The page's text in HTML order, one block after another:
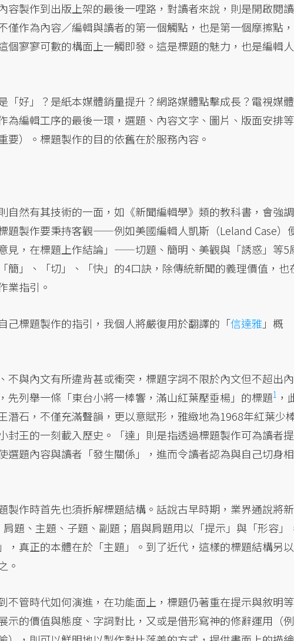
容製作到出版上架的最後一哩路，對讀者來說，則是開啟閱讀
僅作為內容／編輯與讀者的第一個觸點，也是第一個摩擦點，
個寥寥可數的構面上一觸即發。這是標題的魅力，也是編輯人
「好」？是紙本媒體銷量提升？網路媒體點擊成長？電視媒體
為編輯工序的最後一環，選題、內容文字、圖片、版面安排等
要）。標題製作的目的依舊在於服務內容。
自然有其技術的一面，如《新聞編輯學》類的教科書，會強調
題製作要秉持客觀——例如美國編輯人凱斯（Leland Case）
見，在標題上作結論」——切題、簡明、美觀與「誘惑」等5
簡」、「切」、「快」的4口訣，除傳統新聞的義理價值，也
業指引。
己標題製作的指引，我個人將嚴復用於翻譯的「信達雅 」概
不與內文有所違背甚或衝突，標題字詞不限於內文但不超出內
先列舉一條「東台小將一棒響，滿山紅葉壓垂楊」的標題1 ，
潛石，不僅充滿聲韻，更以意賦形，雅緻地為1968年紅葉少
封王的一刻載入歷史。「達」則是指透過標題製作可為讀者提
題內容與讀者「發生關係」，進而令讀者認為與自己切身相
製作時首先也須拆解標題結構。話說古早時期，業界通說將新
題、主題、子題、副題；眉與肩題用以「提示」與「形容」
，真正的本體在於「主題」。到了近代，這樣的標題結構另以
。
不管時代如何演進，在功能面上，標題仍著重在提示與敘明等
示的價值與態度、字詞對比，又或是借形寫神的修辭運用（例